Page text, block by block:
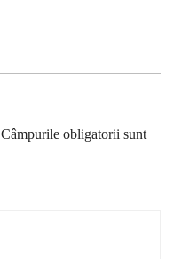
Câmpurile obligatorii sunt